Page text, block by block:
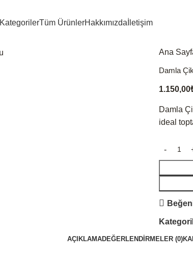
KategorilerTüm ÜrünlerHakkımızda İletişim
Ana
Damla
1.150,00
Damla
ideal
AÇIKLAMADEĞERLENDIRMELER (0)